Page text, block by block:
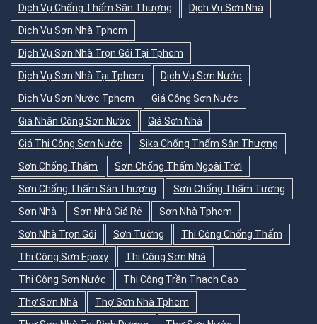
Dịch Vụ Chống Thấm Sân Thượng
Dịch Vụ Sơn Nhà
Dịch Vụ Sơn Nhà Tphcm
Dịch Vụ Sơn Nhà Trọn Gói Tại Tphcm
Dịch Vụ Sơn Nhà Tại Tphcm
Dịch Vụ Sơn Nước
Dịch Vụ Sơn Nước Tphcm
Giá Công Sơn Nước
Giá Nhân Công Sơn Nước
Giá Sơn Nhà
Giá Thi Công Sơn Nước
Sika Chống Thấm Sân Thượng
Sơn Chống Thấm
Sơn Chống Thấm Ngoài Trời
Sơn Chống Thấm Sân Thượng
Sơn Chống Thấm Tường
Sơn Nhà
Sơn Nhà Giá Rẻ
Sơn Nhà Tphcm
Sơn Nhà Trọn Gói
Sơn Tường
Thi Công Chống Thấm
Thi Công Sơn Epoxy
Thi Công Sơn Nhà
Thi Công Sơn Nước
Thi Công Trần Thạch Cao
Thợ Sơn Nhà
Thợ Sơn Nhà Tphcm